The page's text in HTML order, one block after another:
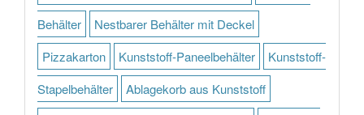
Behälter
Nestbarer Behälter mit Deckel
Pizzakarton
Kunststoff-Paneelbehälter
Kunststoff-
Stapelbehälter
Ablagekorb aus Kunststoff